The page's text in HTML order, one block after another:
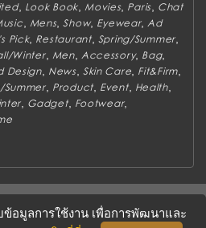
, Look Book Movies, Paris Chat
Mens,Show, Eyewear, Ad
Pick, Restaurant, Spring/Summer
Winter, Men, Accessory, Bag,
Design, News, Skin Care Fit&Firm
Summer, Product, Event, Health,
Gadget, Footwear,
POLICY
ข้อมูลการใช้งาน เพื่อการพัฒนาและ